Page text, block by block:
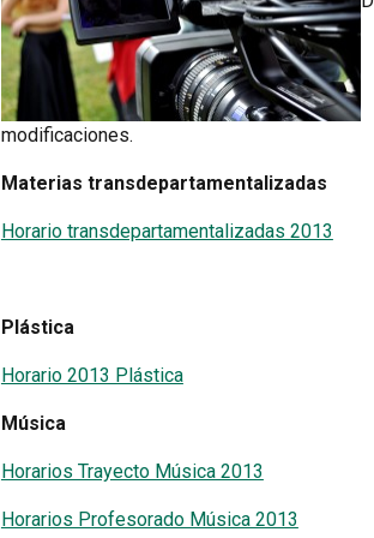
modificaciones.
Materias transdepartamentalizadas
Horario transdepartamentalizadas 2013
Plástica
Horario 2013 Plástica
Música
Horarios Trayecto Música 2013
Horarios Profesorado Música 2013